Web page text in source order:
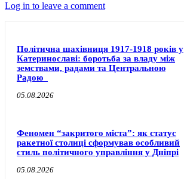
Log in to leave a comment
Політична шахівниця 1917-1918 років у
Катеринославі: боротьба за владу між
земствами, радами та Центральною
Радою
05.08.2026
Феномен “закритого міста”: як статус
ракетної столиці сформував особливий
стиль політичного управління у Дніпрі
05.08.2026